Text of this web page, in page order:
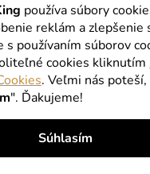
používa súbory
reklám a zlepšenie
s používaním súborov
cookies kliknutím
. Veľmi nás
". Ďakujeme!
Súhlasím